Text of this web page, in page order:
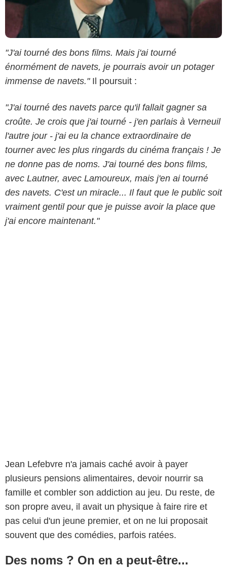
"J'ai tourné des bons films. Mais j'ai tourné
énormément de navets, je pourrais avoir un potager
immense de navets." Il poursuit :
"J'ai tourné des navets parce qu'il fallait gagner sa
croûte. Je crois que j'ai tourné - j'en parlais à Verneuil
l'autre jour - j'ai eu la chance extraordinaire de
tourner avec les plus ringards du cinéma français ! Je
ne donne pas de noms. J'ai tourné des bons films,
avec Lautner, avec Lamoureux, mais j'en ai tourné
des navets. C'est un miracle... Il faut que le public soit
vraiment gentil pour que je puisse avoir la place que
j'ai encore maintenant."
Jean Lefebvre n'a jamais caché avoir à payer
plusieurs pensions alimentaires, devoir nourrir sa
famille et combler son addiction au jeu. Du reste, de
son propre aveu, il avait un physique à faire rire et
pas celui d'un jeune premier, et on ne lui proposait
souvent que des comédies, parfois ratées.
Des noms ? On en a peut-être...
Promo Cinema